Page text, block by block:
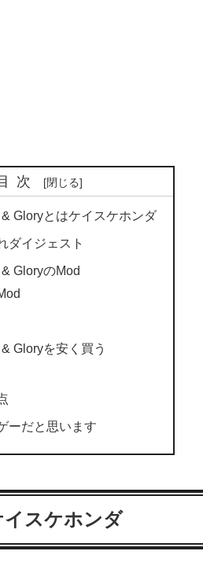
次
Gloryとはケイスケホンダ
ダイジェスト
GloryのMod
Gloryを安く買う
ーだと思います
スケホンダ